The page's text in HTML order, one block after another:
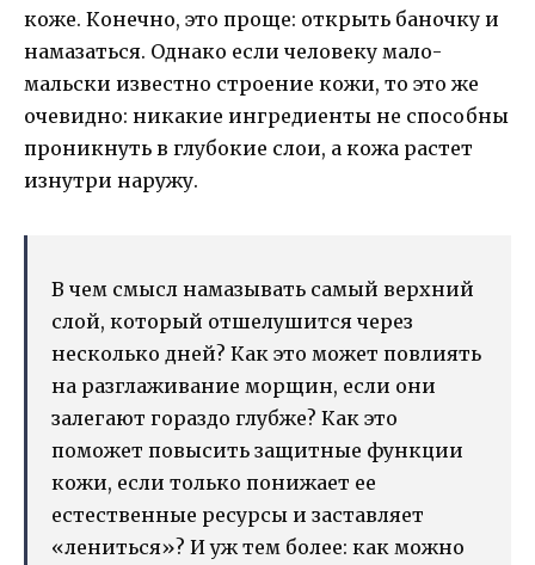
коже. Конечно, это проще: открыть баночку и
намазаться. Однако если человеку мало-
мальски известно строение кожи, то это же
очевидно: никакие ингредиенты не способны
проникнуть в глубокие слои, а кожа растет
изнутри наружу.
В чем смысл намазывать самый верхний
слой, который отшелушится через
несколько дней? Как это может повлиять
на разглаживание морщин, если они
залегают гораздо глубже? Как это
поможет повысить защитные функции
кожи, если только понижает ее
естественные ресурсы и заставляет
«лениться»? И уж тем более: как можно